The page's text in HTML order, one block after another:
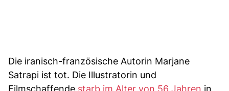
Die iranisch-französische Autorin Marjane
Satrapi ist tot. Die Illustratorin und
Filmschaffende starb im Alter von 56 Jahren in